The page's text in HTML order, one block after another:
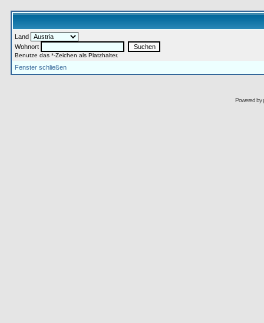
Land
Wohnort
Benutze das *-Zeichen als Platzhalter.
Fenster schließen
Powered by